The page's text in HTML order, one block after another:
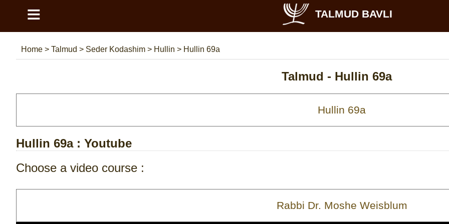
≡ TALMUD BAVLI
Home > Talmud > Seder Kodashim > Hullin > Hullin 69a
Talmud - Hullin 69a
Hullin 69a: Youtube
Choose a video course :